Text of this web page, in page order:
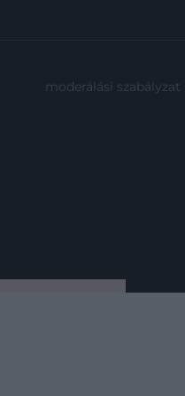
moderálási szabályzat